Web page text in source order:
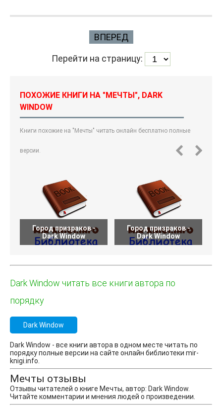
ВПЕРЕД
Перейти на страницу:
ПОХОЖИЕ КНИГИ НА "МЕЧТЫ", DARK
WINDOW
Книги похожие на "Мечты" читать онлайн бесплатно полные
версии.
Город призраков -
Dark Window
Город призраков -
Dark Window
Dark Window читать все книги автора по
порядку
Dark Window
Dark Window - все книги автора в одном месте читать по
порядку полные версии на сайте онлайн библиотеки mir-
knigi.info.
Мечты отзывы
Отзывы читателей о книге Мечты, автор: Dark Window.
Читайте комментарии и мнения людей о произведении.